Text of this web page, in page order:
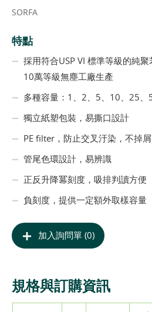
SORFA
特點
採用符合USP VI 標準等級的純
10萬等級無塵工廠生產
多種容量：1、2、5、10、25、
獨立紙塑包裝，易撕口設計
PE filter，防止交叉汙染，不掉
管尾色環設計，易辨識
正反升降冪刻度，吸排判讀方便
負刻度，提供一定額外取樣容量
加入詢問單 (0)
規格與訂購資訊